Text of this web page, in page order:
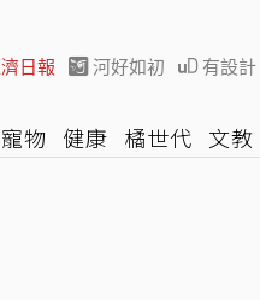
日報 河好如初 有設計
寵物 健康 橘世代 文教